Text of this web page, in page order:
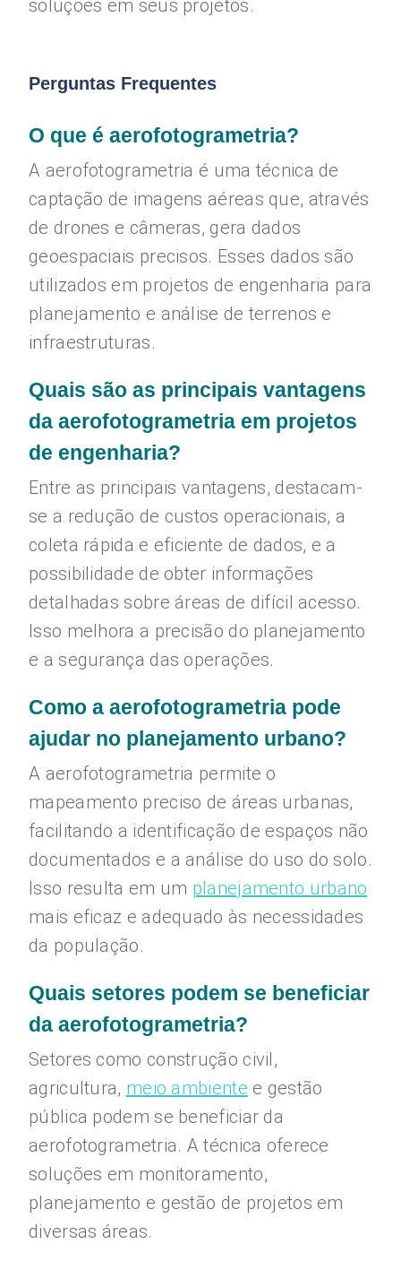
soluções em seus projetos.
Perguntas Frequentes
O que é aerofotogrametria?
A aerofotogrametria é uma técnica de
captação de imagens aéreas que, através
de drones e câmeras, gera dados
geoespaciais precisos. Esses dados são
utilizados em projetos de engenharia para
planejamento e análise de terrenos e
infraestruturas.
Quais são as principais vantagens
da aerofotogrametria em projetos
de engenharia?
Entre as principais vantagens, destacam-
se a redução de custos operacionais, a
coleta rápida e eficiente de dados, e a
possibilidade de obter informações
detalhadas sobre áreas de difícil acesso.
Isso melhora a precisão do planejamento
e a segurança das operações.
Como a aerofotogrametria pode
ajudar no planejamento urbano?
A aerofotogrametria permite o
mapeamento preciso de áreas urbanas,
facilitando a identificação de espaços não
documentados e a análise do uso do solo.
Isso resulta em um planejamento urbano
mais eficaz e adequado às necessidades
da população.
Quais setores podem se beneficiar
da aerofotogrametria?
Setores como construção civil,
agricultura, meio ambiente e gestão
pública podem se beneficiar da
aerofotogrametria. A técnica oferece
soluções em monitoramento,
planejamento e gestão de projetos em
diversas áreas.